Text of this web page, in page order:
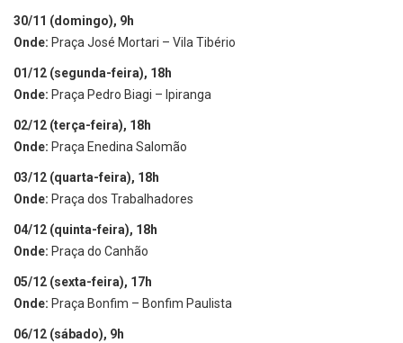
30/11 (domingo), 9h
Onde: Praça José Mortari – Vila Tibério
01/12 (segunda-feira), 18h
Onde: Praça Pedro Biagi – Ipiranga
02/12 (terça-feira), 18h
Onde: Praça Enedina Salomão
03/12 (quarta-feira), 18h
Onde: Praça dos Trabalhadores
04/12 (quinta-feira), 18h
Onde: Praça do Canhão
05/12 (sexta-feira), 17h
Onde: Praça Bonfim – Bonfim Paulista
06/12 (sábado), 9h